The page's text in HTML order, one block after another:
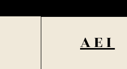
AEI